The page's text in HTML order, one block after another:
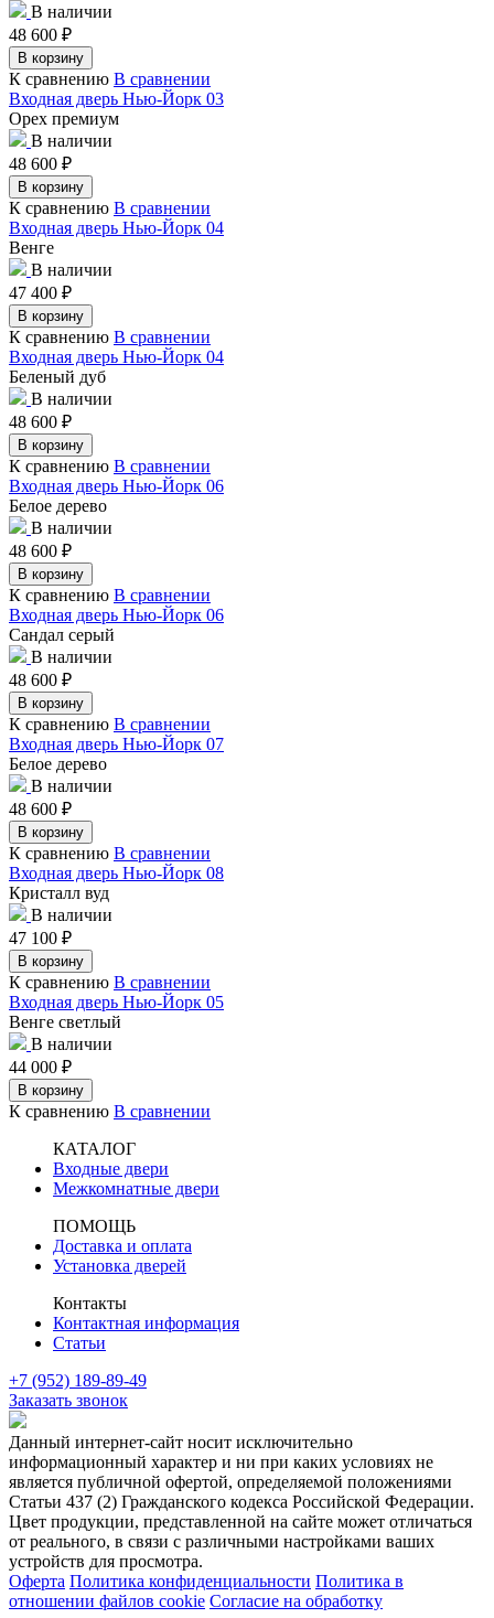
В наличии
48 600 ₽
В корзину
К сравнению В сравнении
Входная дверь Нью-Йорк 03
Орех премиум
В наличии
48 600 ₽
В корзину
К сравнению В сравнении
Входная дверь Нью-Йорк 04
Венге
В наличии
47 400 ₽
В корзину
К сравнению В сравнении
Входная дверь Нью-Йорк 04
Беленый дуб
В наличии
48 600 ₽
В корзину
К сравнению В сравнении
Входная дверь Нью-Йорк 06
Белое дерево
В наличии
48 600 ₽
В корзину
К сравнению В сравнении
Входная дверь Нью-Йорк 06
Сандал серый
В наличии
48 600 ₽
В корзину
К сравнению В сравнении
Входная дверь Нью-Йорк 07
Белое дерево
В наличии
48 600 ₽
В корзину
К сравнению В сравнении
Входная дверь Нью-Йорк 08
Кристалл вуд
В наличии
47 100 ₽
В корзину
К сравнению В сравнении
Входная дверь Нью-Йорк 05
Венге светлый
В наличии
44 000 ₽
В корзину
К сравнению В сравнении
КАТАЛОГ
Входные двери
Межкомнатные двери
ПОМОЩЬ
Доставка и оплата
Установка дверей
Контакты
Контактная информация
Статьи
+7 (952) 189-89-49
Заказать звонок
Данный интернет-сайт носит исключительно
информационный характер и ни при каких условиях не
является публичной офертой, определяемой положениями
Статьи 437 (2) Гражданского кодекса Российской Федерации.
Цвет продукции, представленной на сайте может отличаться
от реального, в связи с различными настройками ваших
устройств для просмотра.
Оферта Политика конфиденциальности Политика в
отношении файлов cookie Согласие на обработку